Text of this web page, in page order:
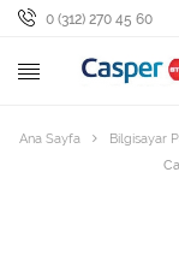
0 (312) 270 45 60
Ana Sayfa Bilgisayar